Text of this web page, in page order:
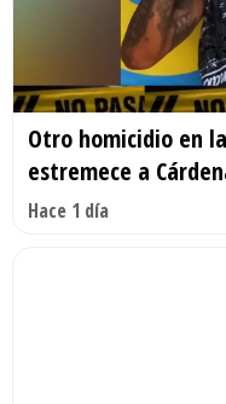
Otro homicidio en
estremece a
Hace 1 día